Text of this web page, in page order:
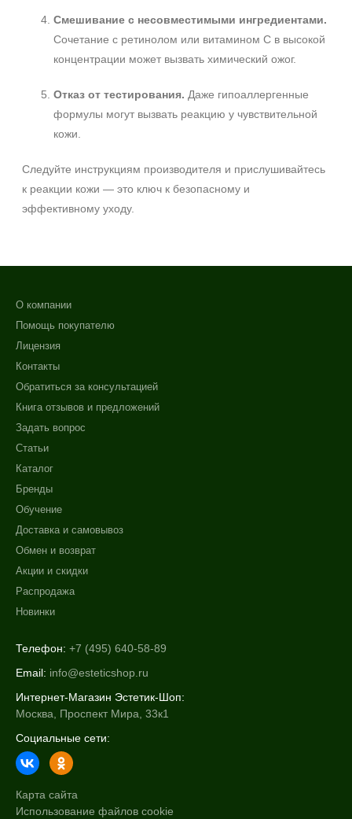
Смешивание с несовместимыми ингредиентами.
Сочетание с ретинолом или витамином С в высокой
концентрации может вызвать химический ожог.
Отказ от тестирования. Даже гипоаллергенные
формулы могут вызвать реакцию у чувствительной
кожи.
Следуйте инструкциям производителя и прислушивайтесь
к реакции кожи — это ключ к безопасному и
эффективному уходу.
О компании
Помощь покупателю
Лицензия
Контакты
Обратиться за консультацией
Книга отзывов и предложений
Задать вопрос
Статьи
Каталог
Бренды
Обучение
Доставка и самовывоз
Обмен и возврат
Акции и скидки
Распродажа
Новинки
Телефон: +7 (495) 640-58-89
Email: info@esteticshop.ru
Интернет-Магазин Эстетик-Шоп:
Москва, Проспект Мира, 33к1
Социальные сети:
Карта сайта
Использование файлов cookie